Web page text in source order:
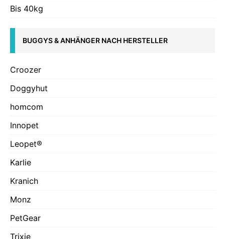
Bis 40kg
BUGGYS & ANHÄNGER NACH HERSTELLER
Croozer
Doggyhut
homcom
Innopet
Leopet®
Karlie
Kranich
Monz
PetGear
Trixie